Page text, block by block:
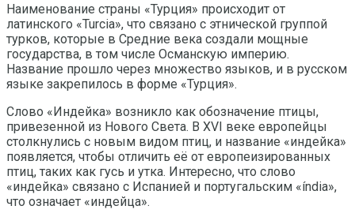
Наименование страны «Турция» происходит от
латинского «Turcia», что связано с этнической группой
турков, которые в Средние века создали мощные
государства, в том числе Османскую империю.
Название прошло через множество языков, и в русском
языке закрепилось в форме «Турция».
Слово «Индейка» возникло как обозначение птицы,
привезенной из Нового Света. В XVI веке европейцы
столкнулись с новым видом птиц, и название «индейка»
появляется, чтобы отличить её от европеизированных
птиц, таких как гусь и утка. Интересно, что слово
«индейка» связано с Испанией и португальским «índia»,
что означает «индейца».